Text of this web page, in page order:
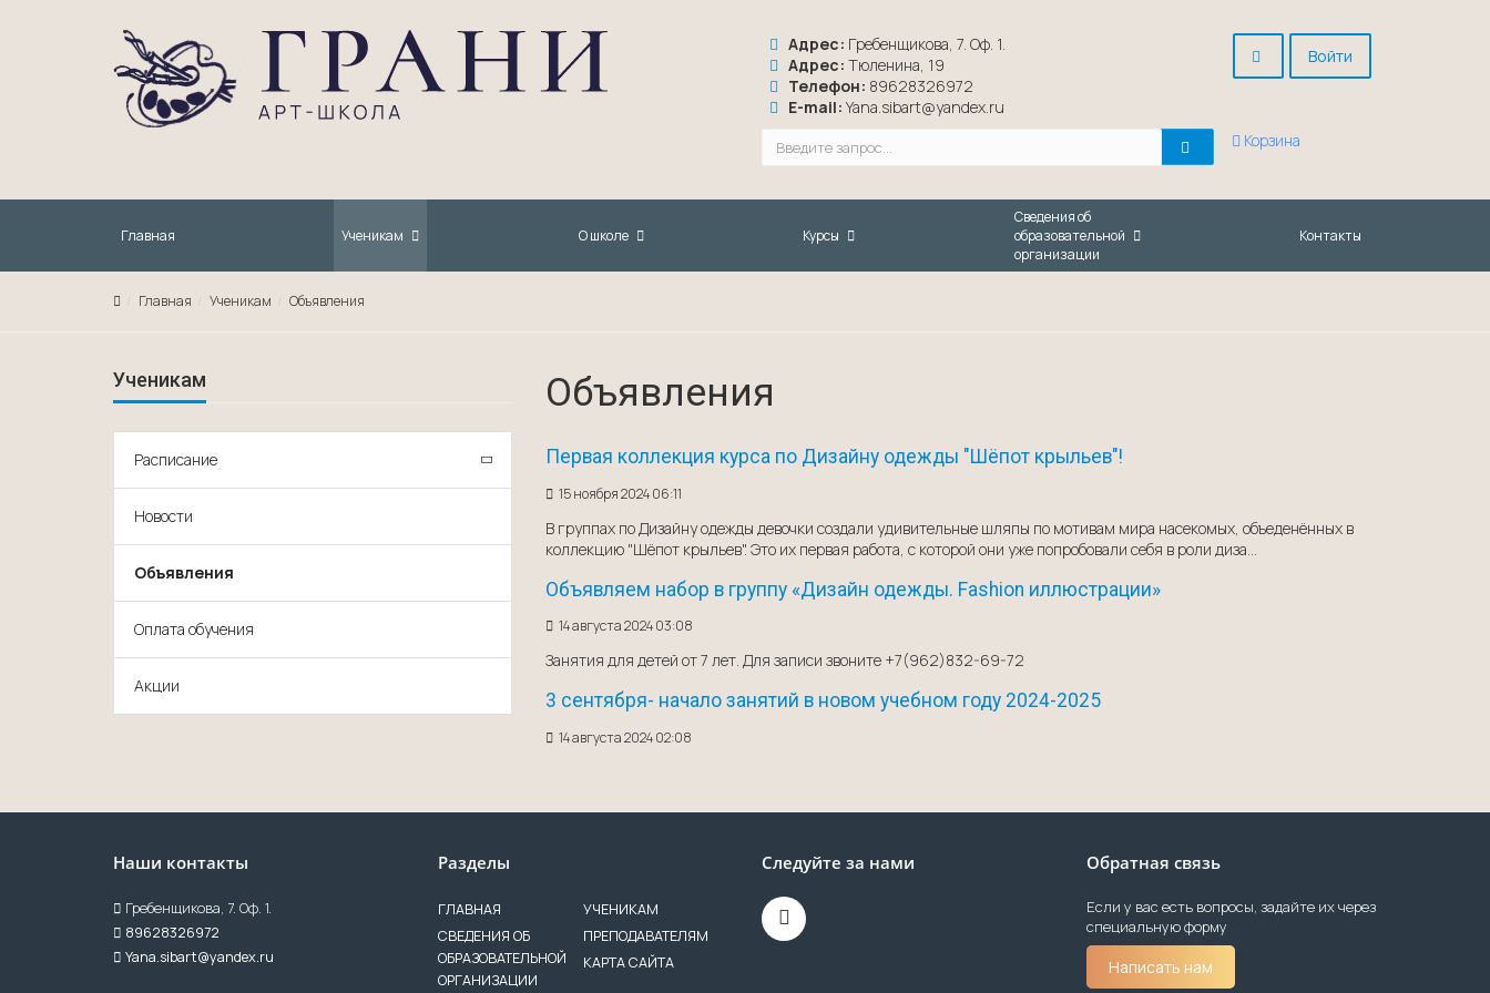
Адрес: Гребенщикова, 7. Оф. 1.
Адрес: Тюленина, 19
Телефон: 89628326972
E-mail: Yana.sibart@yandex.ru
Войти
Корзина
Главная Ученикам О школе Курсы
Сведения об
образовательной
организации
Контакты
Главная Ученикам Объявления
Ученикам
Расписание
Новости
Объявления
Оплата обучения
Акции
Объявления
Первая коллекция курса по Дизайну одежды "Шёпот крыльев"!
15 ноября 2024 06:11
В группах по Дизайну одежды девочки создали удивительные шляпы по мотивам мира насекомых, объеденённых в
коллекцию "Шёпот крыльев". Это их первая работа, с которой они уже попробовали себя в роли диза...
Объявляем набор в группу «Дизайн одежды. Fashion иллюстрации»
14 августа 2024 03:08
Занятия для детей от 7 лет. Для записи звоните +7(962)832-69-72
3 сентября- начало занятий в новом учебном году 2024-2025
14 августа 2024 02:08
Наши контакты
Гребенщикова, 7. Оф. 1.
89628326972
Yana.sibart@yandex.ru
Разделы
ГЛАВНАЯ
СВЕДЕНИЯ ОБ
ОБРАЗОВАТЕЛЬНОЙ
ОРГАНИЗАЦИИ
УЧЕНИКАМ
ПРЕПОДАВАТЕЛЯМ
КАРТА САЙТА
Следуйте за нами Обратная связь
Если у вас есть вопросы, задайте их через
специальную форму
Написать нам